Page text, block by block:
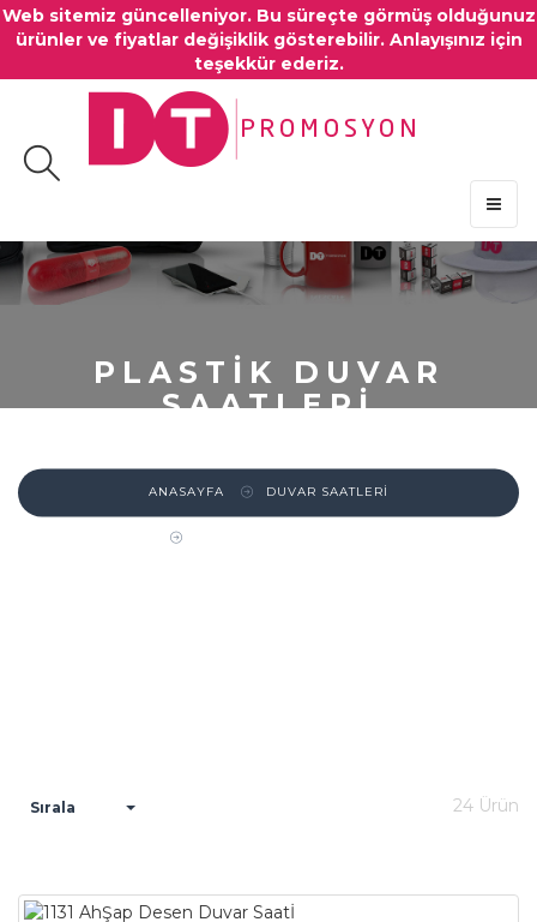
Web sitemiz güncelleniyor. Bu süreçte görmüş olduğunuz
ürünler ve fiyatlar değişiklik gösterebilir. Anlayışınız için
teşekkür ederiz.
PLASTİK DUVAR
SAATLERİ
ANASAYFA DUVAR SAATLERİ
Sırala 24 Ürün